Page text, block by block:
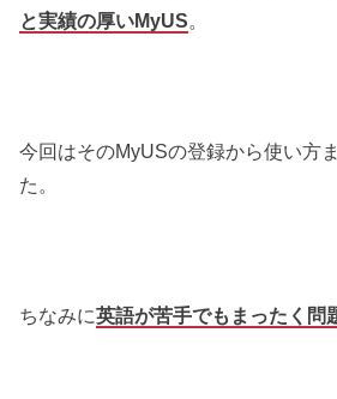
と実績の厚いMyUS。
今回はそのMyUSの登録から使い方
た。
ちなみに英語が苦手でもまったく問